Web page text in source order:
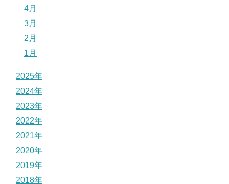
4月
3月
2月
1月
2025年
2024年
2023年
2022年
2021年
2020年
2019年
2018年